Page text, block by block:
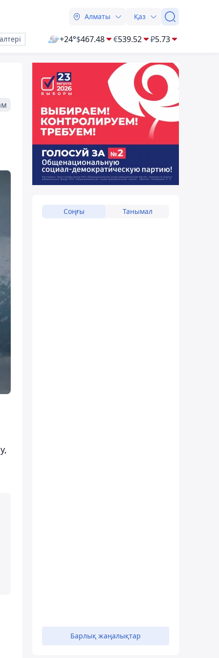
Алматы Қаз
+24°$467.48 €539.52 ₽5.73
Соңғы Танымал
Барлық жаңалықтар